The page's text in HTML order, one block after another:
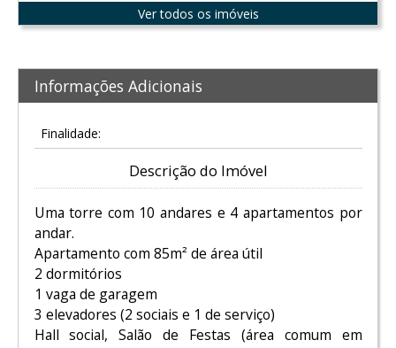
Ver todos os imóveis
Informações Adicionais
Finalidade:
Descrição do Imóvel
Uma torre com 10 andares e 4 apartamentos por
andar.
Apartamento com 85m² de área útil
2 dormitórios
1 vaga de garagem
3 elevadores (2 sociais e 1 de serviço)
Hall social, Salão de Festas (área comum em